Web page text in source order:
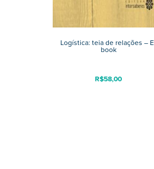
Logística: teia de relações –
book
R$58,00